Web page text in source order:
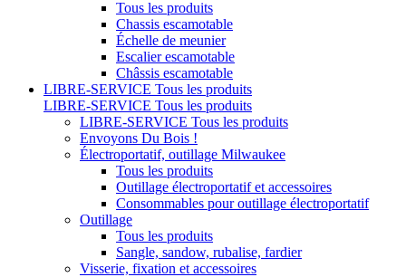
Tous les produits
Chassis escamotable
Échelle de meunier
Escalier escamotable
Châssis escamotable
LIBRE-SERVICE Tous les produits
LIBRE-SERVICE Tous les produits
LIBRE-SERVICE Tous les produits
Envoyons Du Bois !
Électroportatif, outillage Milwaukee
Tous les produits
Outillage électroportatif et accessoires
Consommables pour outillage électroportatif
Outillage
Tous les produits
Sangle, sandow, rubalise, fardier
Visserie, fixation et accessoires